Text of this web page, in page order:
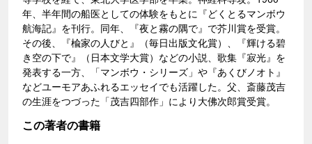
年、半年間の船医としての体験をもとに『どくとるマンボウ
航海記』を刊行。同年、『夜と霧の隅で』で芥川賞を受賞。
その後、『楡家の人びと』（毎日出版文化賞）、『輝ける碧
き空の下で』（日本文学大賞）などの小説、歌集『寂光』を
発表する一方、「マンボウ・シリーズ」や『あくびノオト』
などユーモアあふれるエッセイでも活躍した。父、斎藤茂吉
の生涯をつづった「茂吉四部作」により大佛次郎賞受賞。
この著者の書籍